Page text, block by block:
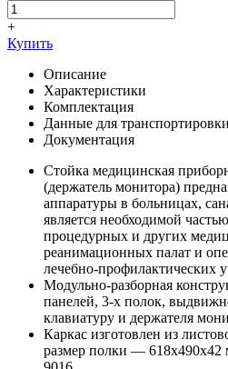
+
Купить
Описание
Характеристики
Комплектация
Данные для транспортировки
Документация
Стойка медицинская
(держатель монитора)
аппаратуры в больницах,
является необходимой
процедурных и других
реанимационных палат и
лечебно-профилактических
Модульно-разборная
панелей, 3-х полок,
клавиатуру и держателя
Каркас изготовлен из
размер полки —